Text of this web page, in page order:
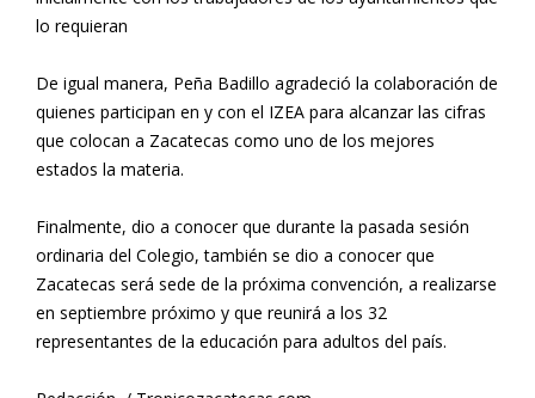
lo requieran
De igual manera, Peña Badillo agradeció la colaboración de
quienes participan en y con el IZEA para alcanzar las cifras
que colocan a Zacatecas como uno de los mejores
estados la materia.
Finalmente, dio a conocer que durante la pasada sesión
ordinaria del Colegio, también se dio a conocer que
Zacatecas será sede de la próxima convención, a realizarse
en septiembre próximo y que reunirá a los 32
representantes de la educación para adultos del país.